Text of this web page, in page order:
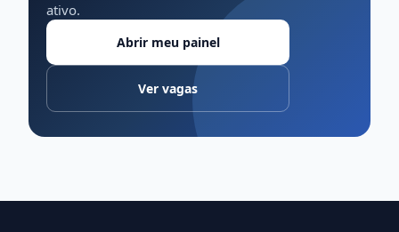
ativo.
Abrir meu painel
Ver vagas